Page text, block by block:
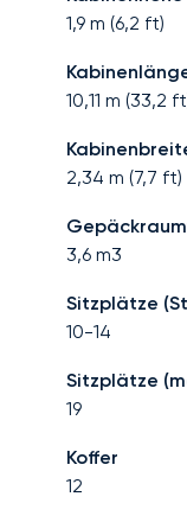
1,9 m (6,2 ft)
10,11 m (33,2
2,34 m (7,7 ft)
3,6 m3
Sitzplätze
10-14
Sitzplätze
19
Koffer
12